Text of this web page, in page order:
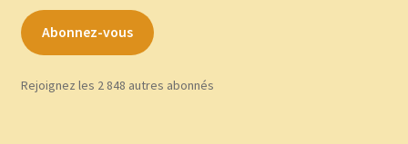
Abonnez-vous
Rejoignez les 2 848 autres abonnés